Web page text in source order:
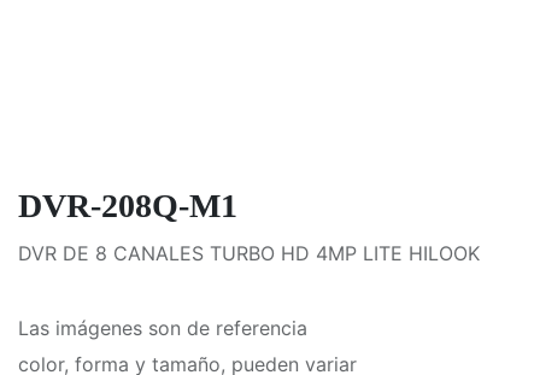
DVR-208Q-M1
DVR DE 8 CANALES TURBO HD 4MP LITE HILOOK
Las imágenes son de referencia
color, forma y tamaño, pueden variar